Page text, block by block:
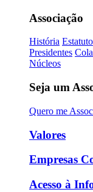
Associação
História Estatuto
Presidentes
Núcleos
Seja um
Quero me
Valores
Empresas
Acesso à